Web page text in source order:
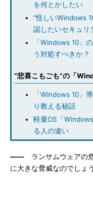
を何とかしたい
“怪しいWindows
認したいセキュリ
「Windows 10」
う対処すべきか？
“悲喜こもごも”の「
「Windows 10」
り教える秘話
軽量OS「
る人の違い
―― ランサムウェアの
に大きな脅威なのでしょ